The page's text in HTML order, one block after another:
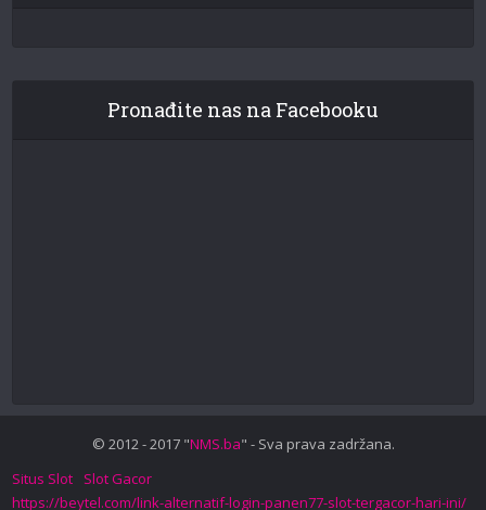
Pronađite nas na Facebooku
© 2012 - 2017 "NMS.ba" - Sva prava zadržana.
Situs Slot
Slot Gacor
https://beytel.com/link-alternatif-login-panen77-slot-tergacor-hari-ini/